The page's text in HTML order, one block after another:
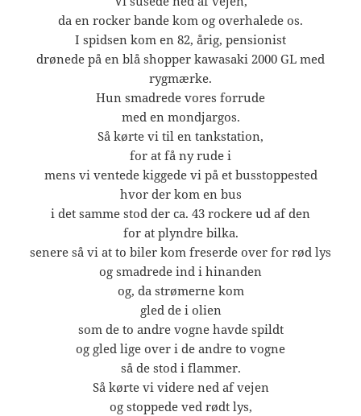
da en rocker bande kom og overhalede os.
I spidsen kom en 82, årig, pensionist
drønede på en blå shopper kawasaki 2000 GL med
rygmærke.
Hun smadrede vores forrude
med en mondjargos.
Så kørte vi til en tankstation,
for at få ny rude i
mens vi ventede kiggede vi på et busstoppested
hvor der kom en bus
i det samme stod der ca. 43 rockere ud af den
for at plyndre bilka.
senere så vi at to biler kom freserde over for rød lys
og smadrede ind i hinanden
og, da strømerne kom
gled de i olien
som de to andre vogne havde spildt
og gled lige over i de andre to vogne
så de stod i flammer.
Så kørte vi videre ned af vejen
og stoppede ved rødt lys,